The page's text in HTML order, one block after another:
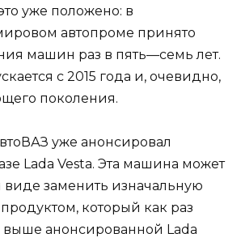
уже положено: в
автопроме принято
машин раз в пять—семь лет.
с 2015 года и, очевидно,
поколения.
уже анонсировал
Lada Vesta. Эта машина может
заменить изначальную
который как раз
выше анонсированной Lada